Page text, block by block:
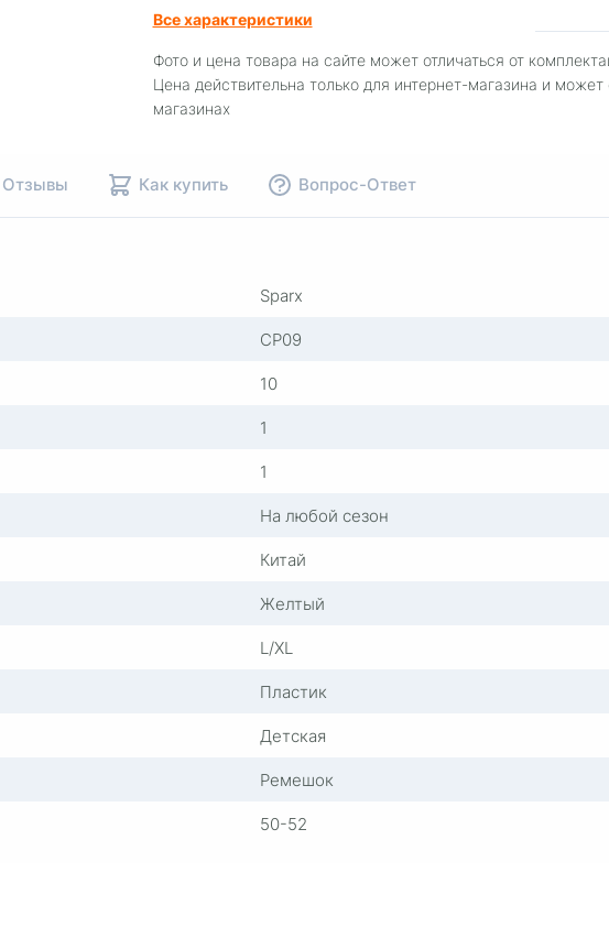
Все характеристики
Фото и цена товара на сайте может отличаться от
Цена действительна только для интернет-магазина и может
магазинах
Отзывы Как купить Вопрос-Ответ
Sparx
СР09
10
1
1
На любой сезон
Китай
Желтый
L/XL
Пластик
Детская
Ремешок
50-52